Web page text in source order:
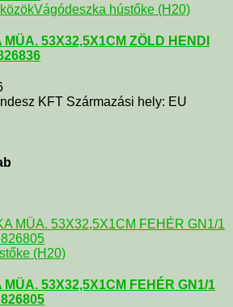
Vágódeszka hústőke (H20)
53X32,5X1CM ZÖLD HENDI
KFT Származási hely: EU
(H20)
53X32,5X1CM FEHÉR GN1/1